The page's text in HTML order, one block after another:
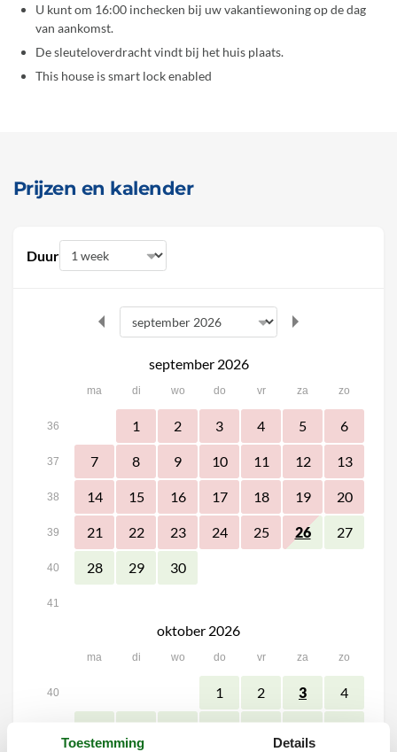
U kunt om 16:00 inchecken bij uw vakantiewoning op de dag
van aankomst.
De sleuteloverdracht vindt bij het huis plaats.
This house is smart lock enabled
Prijzen en kalender
Duur
september 2026
ma di wo do vr za zo
36 1 2 3 4 5 6
37 7 8 9 10 11 12 13
38 14 15 16 17 18 19 20
39 21 22 23 24 25 26 27
40 28 29 30
41
oktober 2026
ma di wo do vr za zo
40 1 2 3 4
5 6 7 8 9 11
Toestemming Details